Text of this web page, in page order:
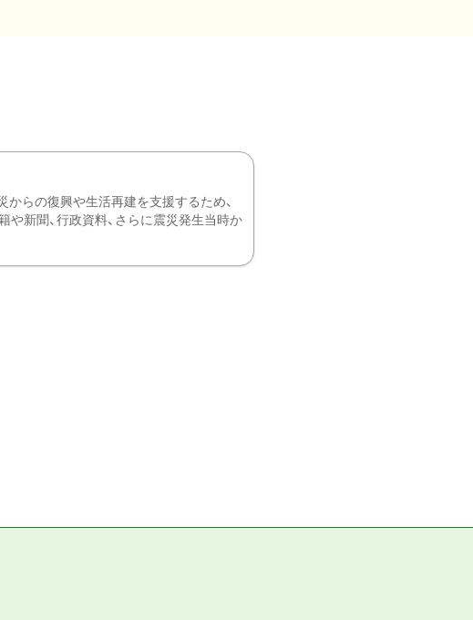
らの復興や生活再建を支援するため、
や新聞、行政資料、さらに震災発生当時か